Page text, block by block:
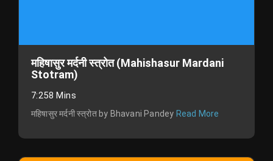
महिषासुर मर्दनी स्त्रोत (Mahishasur Mardani
Stotram)
7:258 Mins
महिषासुर मर्दनी स्त्रोत by Bhavani Pandey Read More